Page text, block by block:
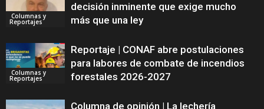
Columnas y
Reportajes
decisión inminente que exige mucho
más que una ley
Columnas y
Reportajes
Reportaje | CONAF abre postulaciones
para labores de combate de incendios
forestales 2026-2027
Columna de opinión | La lechería